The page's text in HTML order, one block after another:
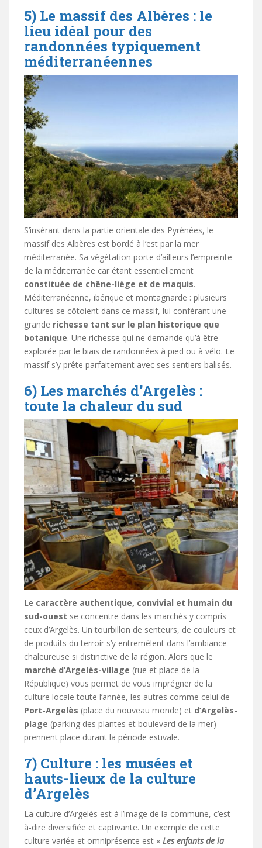
5) Le massif des Albères : le
lieu idéal pour des
randonnées typiquement
méditerranéennes
S’insérant dans la partie orientale des Pyrénées, le
massif des Albères est bordé à l’est par la mer
méditerranée. Sa végétation porte d’ailleurs l’empreinte
de la méditerranée car étant essentiellement
constituée de chêne-liège et de maquis.
Méditerranéenne, ibérique et montagnarde : plusieurs
cultures se côtoient dans ce massif, lui conférant une
grande richesse tant sur le plan historique que
botanique. Une richesse qui ne demande qu’à être
explorée par le biais de randonnées à pied ou à vélo. Le
massif s’y prête parfaitement avec ses sentiers balisés.
6) Les marchés d’Argelès :
toute la chaleur du sud
Le caractère authentique, convivial et humain du
sud-ouest se concentre dans les marchés y compris
ceux d’Argelès. Un tourbillon de senteurs, de couleurs et
de produits du terroir s’y entremêlent dans l’ambiance
chaleureuse si distinctive de la région. Alors que le
marché d’Argelès-village (rue et place de la
République) vous permet de vous imprégner de la
culture locale toute l’année, les autres comme celui de
Port-Argelès (place du nouveau monde) et d’Argelès-
plage (parking des plantes et boulevard de la mer)
prennent place durant la période estivale.
7) Culture : les musées et
hauts-lieux de la culture
d’Argelès
La culture d’Argelès est à l’image de la commune, c’est-
à-dire diversifiée et captivante. Un exemple de cette
culture variée et omniprésente est « Les enfants de la